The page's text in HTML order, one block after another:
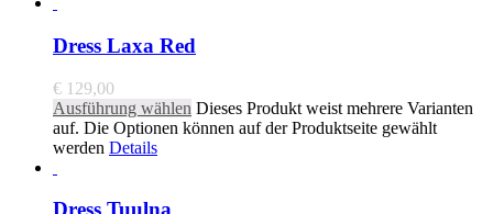
Dress Laxa Red
€ 129,00
Ausführung wählen Dieses Produkt weist mehrere Varianten
auf. Die Optionen können auf der Produktseite gewählt
werden Details